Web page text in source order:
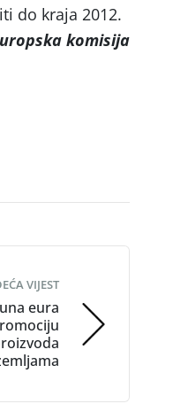
do kraja 2012.
komisija
VIJEST
eura